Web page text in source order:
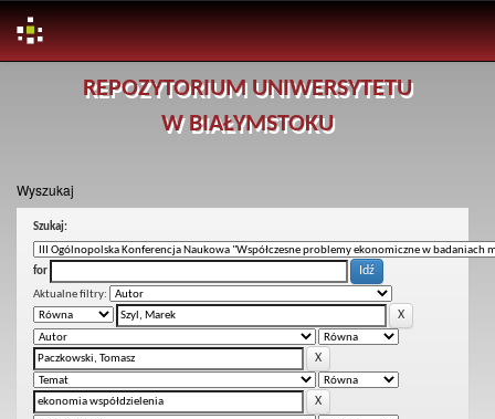
REPOZYTORIUM UNIWERSYTETU
W BIAŁYMSTOKU
Wyszukaj
Szukaj:
for
Aktualne filtry: